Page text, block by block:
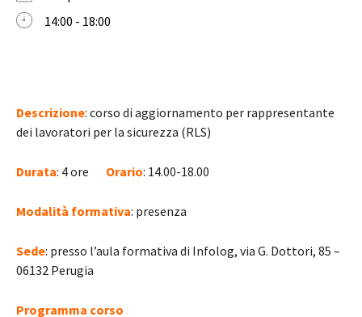
14:00 - 18:00
Descrizione: corso di aggiornamento per rappresentante
dei lavoratori per la sicurezza (RLS)
Durata: 4 ore Orario: 14.00-18.00
Modalità formativa: presenza
Sede: presso l’aula formativa di Infolog, via G. Dottori, 85 –
06132 Perugia
Programma corso